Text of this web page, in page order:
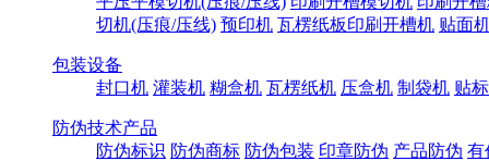
切机(压痕/压线) 预印机 瓦楞纸板印刷开槽机 贴面
包装设备
封口机 灌装机 糊盒机 瓦楞纸机 压盒机 制袋机 贴
防伪技术产品
防伪标识 防伪商标 防伪包装 印章防伪 产品防伪 有